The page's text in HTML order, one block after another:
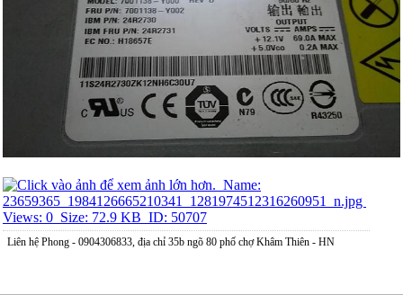
Liên hệ Phong - 0904306833, địa chỉ 35b ngõ 80 phố chợ Khâm Thiên - HN